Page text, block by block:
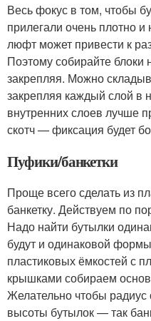
Весь фокус в том, чтобы
прилегали очень плотно
люфт может привести к
Поэтому собирайте блоки
закрепляя. Можно
закрепляя каждый слой в
внутренних слоев лучше
скотч — фиксация будет
Пуфики/банкетки
Проще всего сделать из
банкетку. Действуем по
Надо найти бутылки
будут и одинаковой
пластиковых ёмкостей с
крышками собираем
Желательно чтобы
высоты бутылок — так